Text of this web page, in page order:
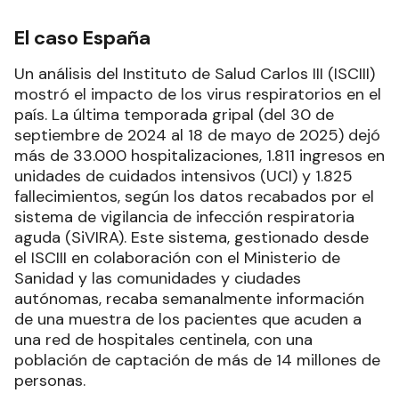
El caso España
Un análisis del Instituto de Salud Carlos III (ISCIII)
mostró el impacto de los virus respiratorios en el
país. La última temporada gripal (del 30 de
septiembre de 2024 al 18 de mayo de 2025) dejó
más de 33.000 hospitalizaciones, 1.811 ingresos en
unidades de cuidados intensivos (UCI) y 1.825
fallecimientos, según los datos recabados por el
sistema de vigilancia de infección respiratoria
aguda (SiVIRA). Este sistema, gestionado desde
el ISCIII en colaboración con el Ministerio de
Sanidad y las comunidades y ciudades
autónomas, recaba semanalmente información
de una muestra de los pacientes que acuden a
una red de hospitales centinela, con una
población de captación de más de 14 millones de
personas.